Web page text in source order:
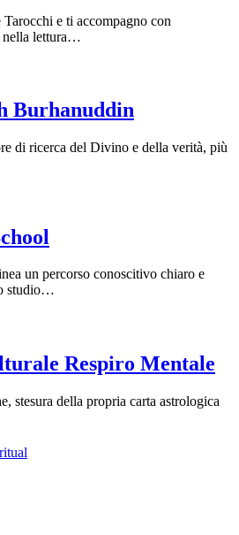
e ti accompagno con
nella lettura…
Burhanuddin
di ricerca del Divino e della verità, più
un percorso conoscitivo chiaro e
studio…
Respiro Mentale
stesura della propria carta astrologica